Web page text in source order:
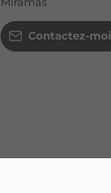
Contactez-moi